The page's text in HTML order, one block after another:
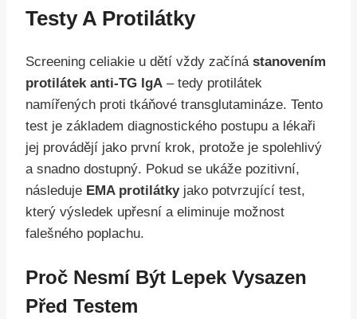
Testy A Protilátky
Screening celiakie u dětí vždy začíná stanovením
protilátek anti-TG IgA – tedy protilátek
namířených proti tkáňové transglutamináze. Tento
test je základem diagnostického postupu a lékaři
jej provádějí jako první krok, protože je spolehlivý
a snadno dostupný. Pokud se ukáže pozitivní,
následuje EMA protilátkyjako potvrzující test,
který výsledek upřesní a eliminuje možnost
falešného poplachu.
Proč Nesmí Být Lepek Vysazen
Před Testem